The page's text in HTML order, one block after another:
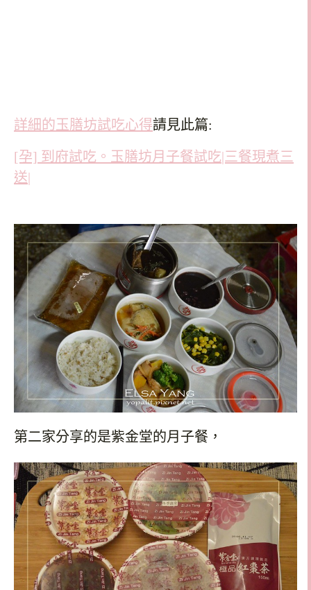
詳細的玉膳坊試吃心得請見此篇:
[孕] 到府試吃。玉膳坊月子餐試吃|三餐現煮三
送|
第二家分享的是紫金堂的月子餐，